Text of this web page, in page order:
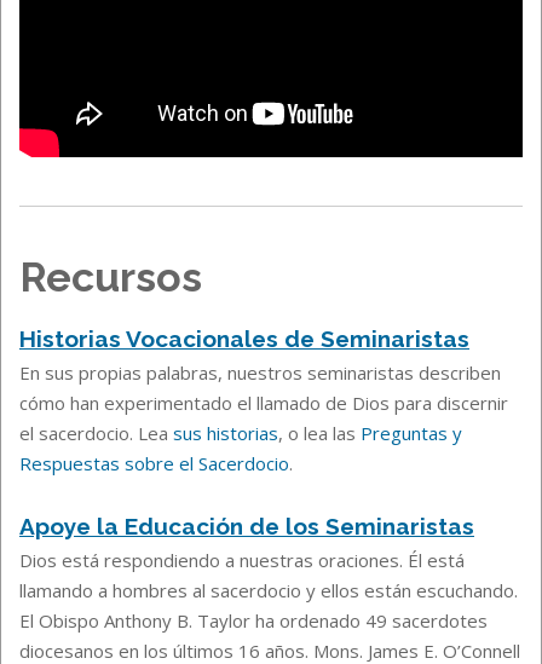
Recursos
Historias Vocacionales de Seminaristas
En sus propias palabras, nuestros seminaristas describen
cómo han experimentado el llamado de Dios para discernir
el sacerdocio. Lea sus historias, o lea las Preguntas y
Respuestas sobre el Sacerdocio.
Apoye la Educación de los Seminaristas
Dios está respondiendo a nuestras oraciones. Él está
llamando a hombres al sacerdocio y ellos están escuchando.
El Obispo Anthony B. Taylor ha ordenado 49 sacerdotes
diocesanos en los últimos 16 años. Mons. James E. O’Connell